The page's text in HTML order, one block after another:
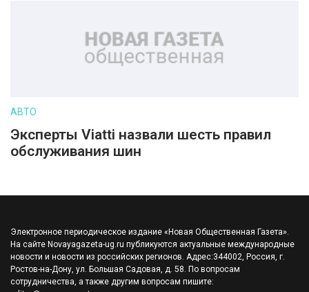
АВТО
Эксперты Viatti назвали шесть правил
обслуживания шин
Электронное периодическое издание «Новая Общественная Газета».
На сайте Novayagazeta-ug.ru публикуются актуальные международные
новости и новости из российских регионов. Адрес:344002, Россия, г.
Ростов-на-Дону, ул. Большая Садовая, д. 58. По вопросам
сотрудничества, а также другим вопросам пишите: